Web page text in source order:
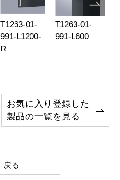
T1263-01-
991-L1200-
R
T1263-01-
991-L600
お気に入り登録した
製品の一覧を見る
戻る